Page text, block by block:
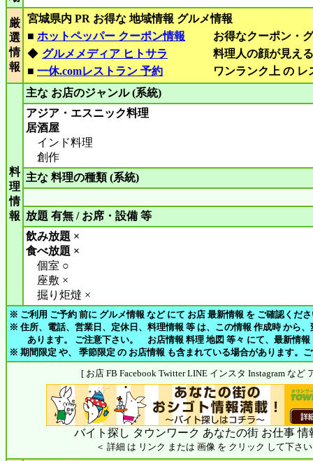
厳
選
情
報
宮城県内 PR お得な 地域情報 グルメ情報
■ ホットペッパー クーポン情報
お得なクーポン・
◆ グルメメディア ヒトサラ
料理人の顔が見え
■ 一休.comレストラン 予約 ワンランク上 の レ
料
理
情
報
主な お店のジャンル (系統)
アジア・エスニック料理
居酒屋
インド料理
創作
主な 料理の種類 (系統)
放題 有無 / お席・設備 等
飲み放題 ×
食べ放題 ×
個室 ○
座敷 ×
掘り炬燵 ×
※ ご利用 ご予約 前に グルメ情報 など にて お店 最新情報 を ご確認くだ
※ 住所、電話、営業日、定休日、料理情報 等 は、この情報 作成時 から
あります。 ご注意下さい。 お店情報 料理 地図 等々 にて、最新情報
※ 期間限定 や、 季節限定 の お店情報 も含まれている場合があります。
[ お店 FB Facebook Twitter LINE インスタ Instagram など
バイト探し タウンワーク あなたの街 お仕事 情
＜ 詳細 は リンク または 画像 を クリック して下さ